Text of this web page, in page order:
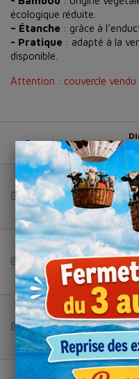
écologique réduite.
– Étanche : grâce à
- Pratique : adapté à la
disponible.
Attention : couvercle vendu
Capacité Produit
480 ml Bol
750 ml Bol
1000
ml
Bol